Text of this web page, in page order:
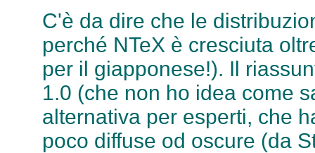
C'è da dire che le
perché NTeX è cresciuta
per il giapponese!). Il
1.0 (che non ho idea come
alternativa per esperti, che
poco diffuse od oscure (da